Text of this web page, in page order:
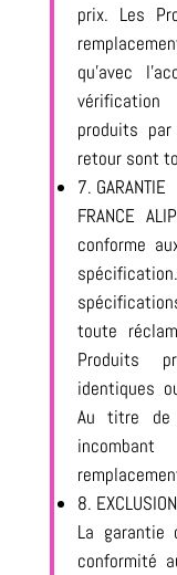
prix. Les
qu’avec
produits par
retour sont
7. GARANTIE
FRANCE
conforme
toute
Produits
identiques
Au titre de
8.
La
conformité